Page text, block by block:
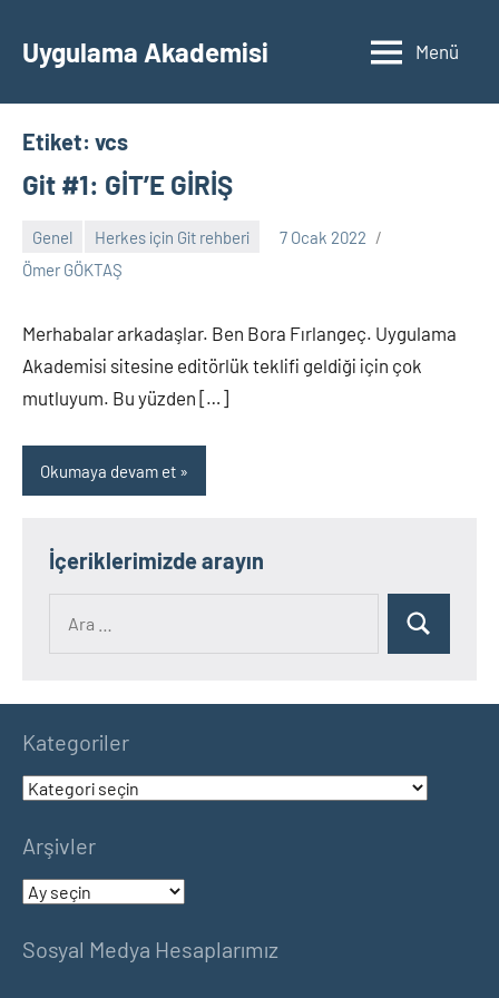
geçUygulama Akademisi Menü
Etiket: vcs
Git #1: GİT’E GİRİŞ
Genel Herkes için Git rehberi
7 Ocak 2022
Ömer GÖKTAŞ
Yorum
Merhabalar arkadaşlar. Ben Bora Fırlangeç. Uygulama
Akademisi sitesine editörlük teklifi geldiği için çok
mutluyum. Bu yüzden […]
Okumaya devam et
İçeriklerimizde arayın
Ara
Kategoriler
Kategoriler
Arşivler
Arşivler
Sosyal Medya Hesaplarımız